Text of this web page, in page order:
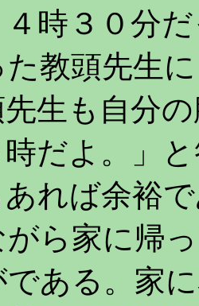
４時３０分
た教頭先生
生も自分
時だよ。」
あれば余裕
がら家に帰
である。家